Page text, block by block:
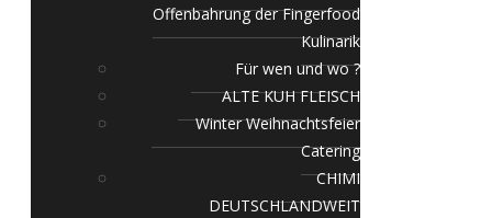
Offenbahrung der Fingerfood
Kulinarik
Für wen und wo ?
ALTE KUH FLEISCH
Winter Weihnachtsfeier
Catering
CHIMI
DEUTSCHLANDWEIT